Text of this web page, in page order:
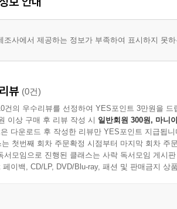
조사에서 제공하는 정보가 부족하여 표시하지 못
뷰 (0건)
건의 우수리뷰를 선정하여 YES포인트 3만원을 드
이상 구매 후 리뷰 작성 시 일반회원 300원, 마니
다운로드 후 작성한 리뷰만 YES포인트 지급됩니
는 첫번째 회차 주문확정 시점부터 마지막 회차 주
서모임으로 진행된 클래스는 사락 독서모임 게시
페이백, CD/LP, DVD/Blu-ray, 패션 및 판매금지 상